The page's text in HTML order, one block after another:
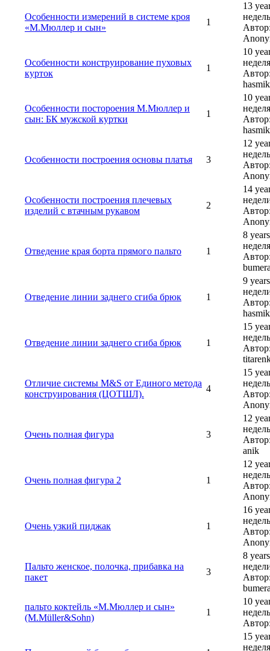
Особенности измерений в системе кроя
«М.Мюллер и сын»
1
13
Особенности конструирование пуховых
курток
1
10
Особенности постороения М.Мюллер и
сын: БК мужской куртки
1
10
Особенности построения основы платья 3
12
Особенности построения плечевых
изделий с втачным рукавом
2
14
Отведение края борта прямого пальто 1
8
Отведение линии заднего сгиба брюк 1
9
Отведение линии заднего сгиба брюк 1
15
Отличие системы M&S от Единого метода
конструирования (ЦОТШЛ).
4
15
Очень полная фигура 3
12
anik
Очень полная фигура 2 1
12
Очень узкий пиджак 1
16
Пальто женское, полочка, прибавка на
пакет
3
8
пальто коктейль «М.Мюллер и сын»
(M.Müller&Sohn)
1
10
15